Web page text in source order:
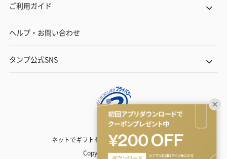
ご利用ガイド
ヘルプ・お問い合わせ
タンプ公式SNS
ネットでギフトを贈るなら | TANP（タンプ）
Copyright© TANP Inc.